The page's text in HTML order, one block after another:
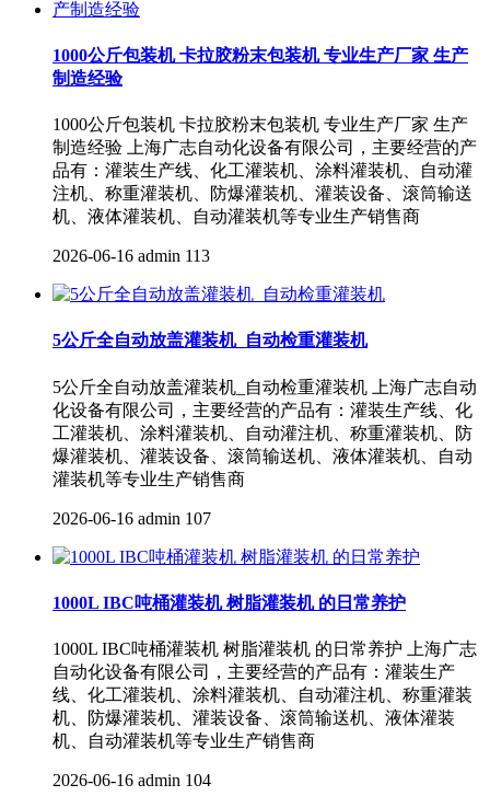
1000公斤包装机 卡拉胶粉末包装机 专业生产厂家 生产
制造经验
1000公斤包装机 卡拉胶粉末包装机 专业生产厂家 生产
制造经验 上海广志自动化设备有限公司，主要经营的产
品有：灌装生产线、化工灌装机、涂料灌装机、自动灌
注机、称重灌装机、防爆灌装机、灌装设备、滚筒输送
机、液体灌装机、自动灌装机等专业生产销售商
2026-06-16 admin 113
5公斤全自动放盖灌装机_自动检重灌装机
5公斤全自动放盖灌装机_自动检重灌装机 上海广志自动
化设备有限公司，主要经营的产品有：灌装生产线、化
工灌装机、涂料灌装机、自动灌注机、称重灌装机、防
爆灌装机、灌装设备、滚筒输送机、液体灌装机、自动
灌装机等专业生产销售商
2026-06-16 admin 107
1000L IBC吨桶灌装机 树脂灌装机 的日常养护
1000L IBC吨桶灌装机 树脂灌装机 的日常养护 上海广志
自动化设备有限公司，主要经营的产品有：灌装生产
线、化工灌装机、涂料灌装机、自动灌注机、称重灌装
机、防爆灌装机、灌装设备、滚筒输送机、液体灌装
机、自动灌装机等专业生产销售商
2026-06-16 admin 104